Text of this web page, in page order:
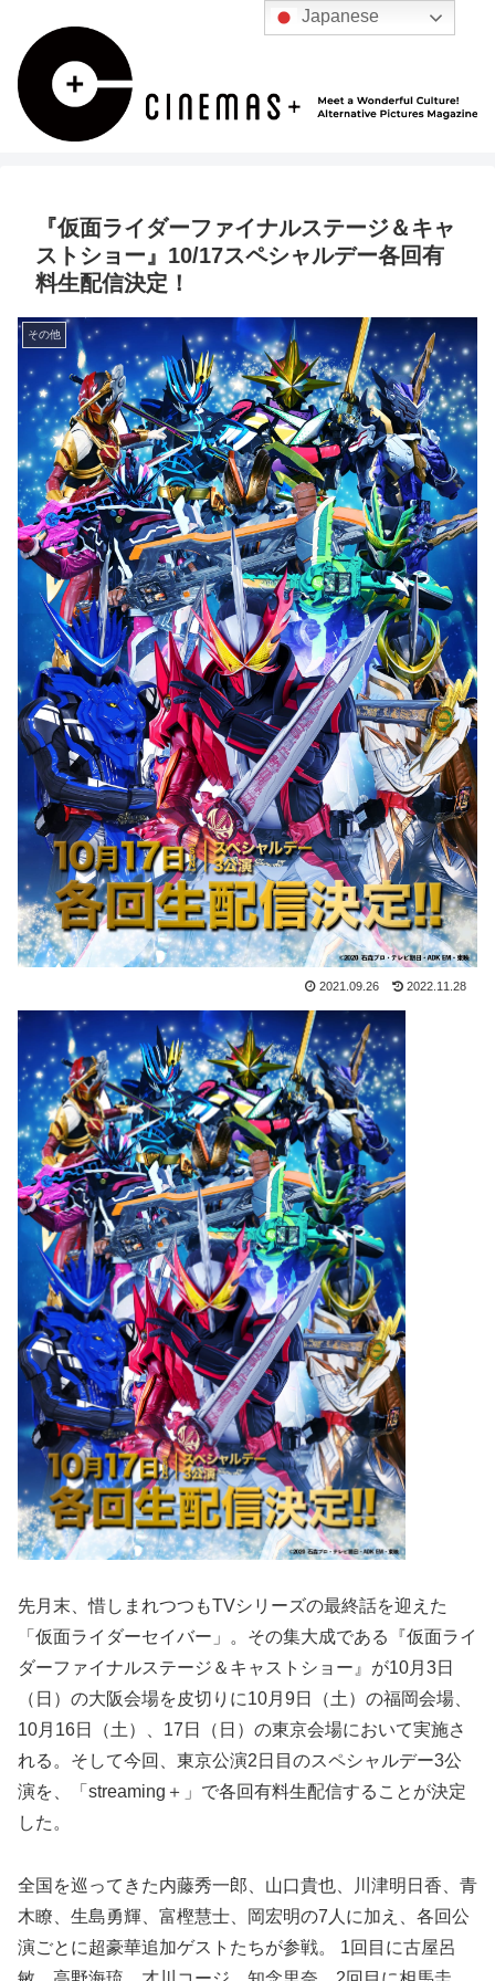
『仮面ライダーファイナルステージ＆キャ
ストショー』10/17スペシャルデー各回有
料生配信決定！
その他
2021.09.26 2022.11.28
先月末、惜しまれつつもTVシリーズの最終話を迎えた
「仮面ライダーセイバー」。その集大成である『仮面ライ
ダーファイナルステージ＆キャストショー』が10月3日
（日）の大阪会場を皮切りに10月9日（土）の福岡会場、
10月16日（土）、17日（日）の東京会場において実施さ
れる。そして今回、東京公演2日目のスペシャルデー3公
演を、「streaming＋」で各回有料生配信することが決定
した。
全国を巡ってきた内藤秀一郎、山口貴也、川津明日香、青
木瞭、生島勇輝、富樫慧士、岡宏明の7人に加え、各回公
演ごとに超豪華追加ゲストたちが参戦。 1回目に古屋呂
Japanese